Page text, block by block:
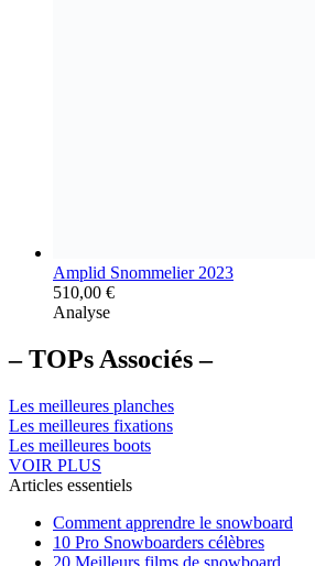
Amplid Snommelier 2023
510,00 €
Analyse
– TOPs Associés –
Les meilleures planches
Les meilleures fixations
Les meilleures boots
VOIR PLUS
Articles essentiels
Comment apprendre le snowboard
10 Pro Snowboarders célèbres
20 Meilleurs films de snowboard